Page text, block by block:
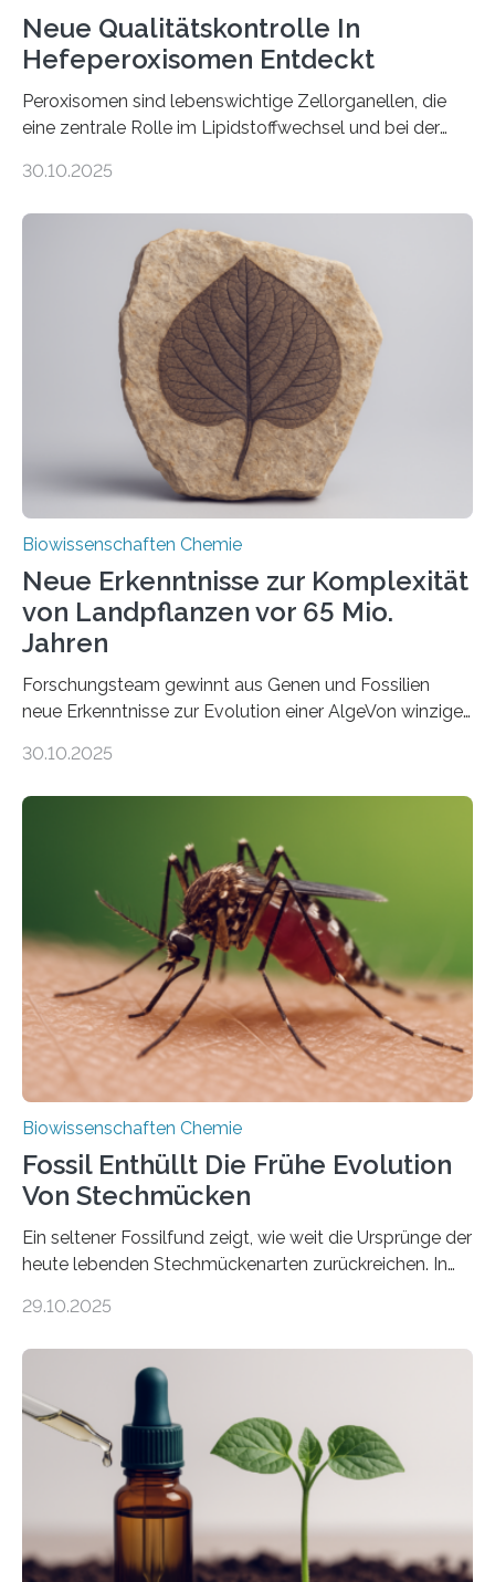
Neue Qualitätskontrolle In
Hefeperoxisomen Entdeckt
Peroxisomen sind lebenswichtige Zellorganellen, die
eine zentrale Rolle im Lipidstoffwechsel und bei der
erfüllen können, müssen zahlreiche Enzyme präzise in
der Ruhr-Universität Bochum um Prof. Dr. Ralf Erdmann
und Dr. Ismaila Francis Yusuf hat nun einen bislang
unbekannten Qualitätskontrollmechanismus des
peroxisomalen Proteintransports in der Bäckerhefe
Saccharomyces cerevisiae entdeckt, der für die
Funktionsfähigkeit der Organellen entscheidend ist. Die
Studie wurde am 28. Oktober 2025 in der
Fachzeitschrift…
30.10.2025
Biowissenschaften Chemie
Neue Erkenntnisse zur Komplexität
von Landpflanzen vor 65 Mio.
Jahren
Forschungsteam gewinnt aus Genen und Fossilien
neue Erkenntnisse zur Evolution einer AlgeVon winzigen
Landpflanzen zählen zu den komplexesten
Grünalgen, die vor Hunderten von Millionen Jahren
lebten. Unter den Vorfahren sticht eine Gruppe heraus,
die noch heute in der Natur vorkommt: die
Süßwasseralge Coleochaetophyceae. Einige Arten
dieser Gruppe bilden aus Zellfäden dichte Geflechte
mit scheibenförmiger Gestalt. Was auffällig ist: Die
nächsten…
30.10.2025
Biowissenschaften Chemie
Fossil Enthüllt Die Frühe Evolution
Von Stechmücken
Ein seltener Fossilfund zeigt, wie weit die Ursprünge der
heute lebenden Stechmückenarten zurückreichen. In
Forschende die bisher älteste bekannte Stechmücken-
Region Kachin in Myanmar und hat sich in
ausgezeichnetem Zustand erhalten. Es konnte als neue
Art einer neuen Gattung beschrieben werden und trägt
nun den Namen Cretosabethes primaevus. Dieser erste
fossile Nachweis einer Stechmückenlarve in Bernstein
stellt gleichzeitig den ersten Fossilfund einer
Mückenlarve aus dem Mesozoikum dar, denn…
29.10.2025